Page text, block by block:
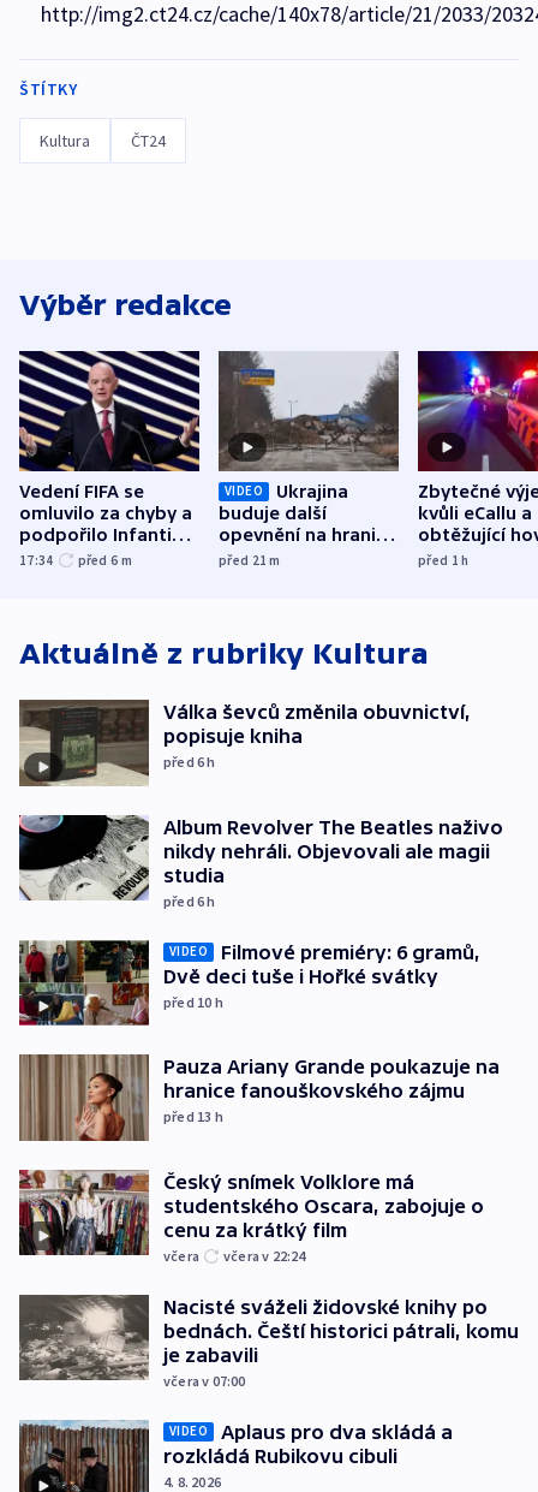
http://img2.ct24.cz/cache/140x78/article/21/2033/
ŠTÍTKY
Kultura ČT24
Výběr redakce
Vedení FIFA se
omluvilo za chyby a
podpořilo Infantina.
UEFA trvá na
17:34 před 6 m
VIDEO
Ukrajina
buduje další
opevnění na hranici
s Běloruskem
před 21m
Zbytečné
kvůli eCallu a
obtěžující
zdržují
před 1h
Aktuálně z rubriky Kultura
Válka ševců změnila obuvnictví,
popisuje kniha
před 6h
Album Revolver The Beatles naživo
nikdy nehráli. Objevovali ale magii
studia
před 6h
VIDEO
Filmové premiéry: 6 gramů,
Dvě deci tuše i Hořké svátky
před 10 h
Pauza Ariany Grande poukazuje na
hranice fanouškovského zájmu
před 13 h
Český snímek Volklore má
studentského Oscara, zabojuje o
cenu za krátký film
včera včera v 22:24
Nacisté sváželi židovské knihy po
bednách. Čeští historici pátrali, komu
je zabavili
včera v 07:00
VIDEO
Aplaus pro dva skládá a
rozkládá Rubikovu cibuli
4. 8. 2026